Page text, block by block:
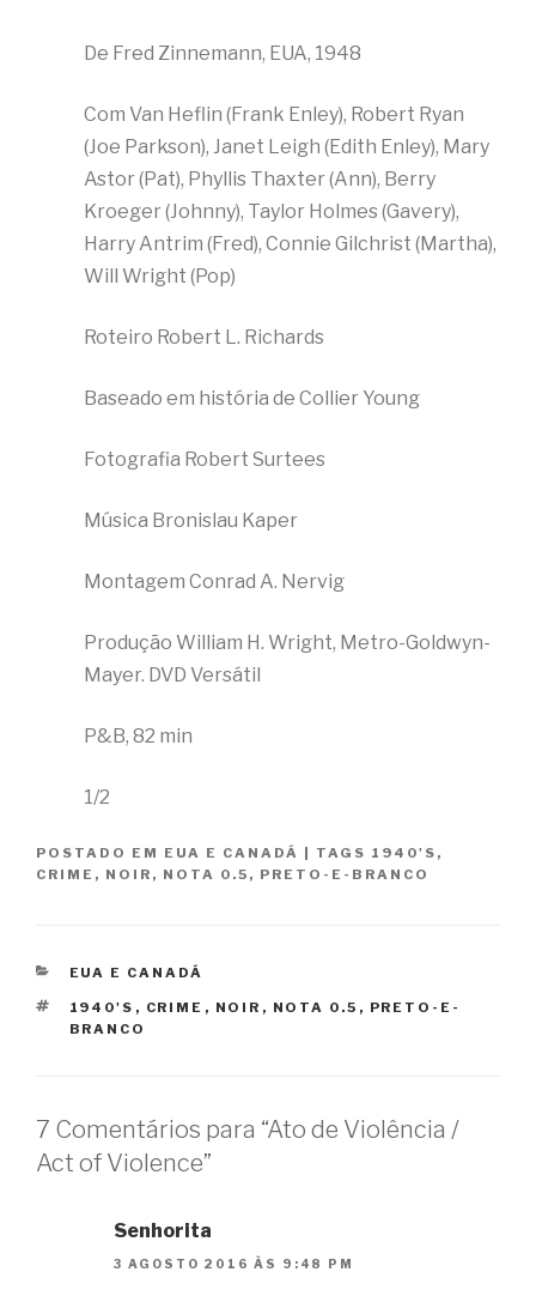
De Fred Zinnemann, EUA, 1948
Com Van Heflin (Frank Enley), Robert Ryan
(Joe Parkson), Janet Leigh (Edith Enley), Mary
Astor (Pat), Phyllis Thaxter (Ann), Berry
Kroeger (Johnny), Taylor Holmes (Gavery),
Harry Antrim (Fred), Connie Gilchrist (Martha),
Will Wright (Pop)
Roteiro Robert L. Richards
Baseado em história de Collier Young
Fotografia Robert Surtees
Música Bronislau Kaper
Montagem Conrad A. Nervig
Produção William H. Wright, Metro-Goldwyn-
Mayer. DVD Versátil
P&B, 82 min
1/2
POSTADO EM EUA E CANADÁ TAGS 1940'S ,
CRIME , NOIR , NOTA 0.5 , PRETO-E-BRANCO
CATEGORIAS
EUA E CANADÁ
TAGS
1940'S , CRIME , NOIR , NOTA 0.5 , PRETO-E-
BRANCO
7 Comentários para “Ato de Violência /
Act of Violence”
Senhorita
3 AGOSTO 2016 ÀS 9:48 PM